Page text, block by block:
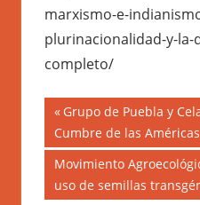
marxismo-e-
plurinacionalidad-y-la-
completo/
Navegación
de
entradas
Previous
Post:
Grupo de Puebla y
Cumbre de las
Next
Post:
Movimiento
uso de semillas